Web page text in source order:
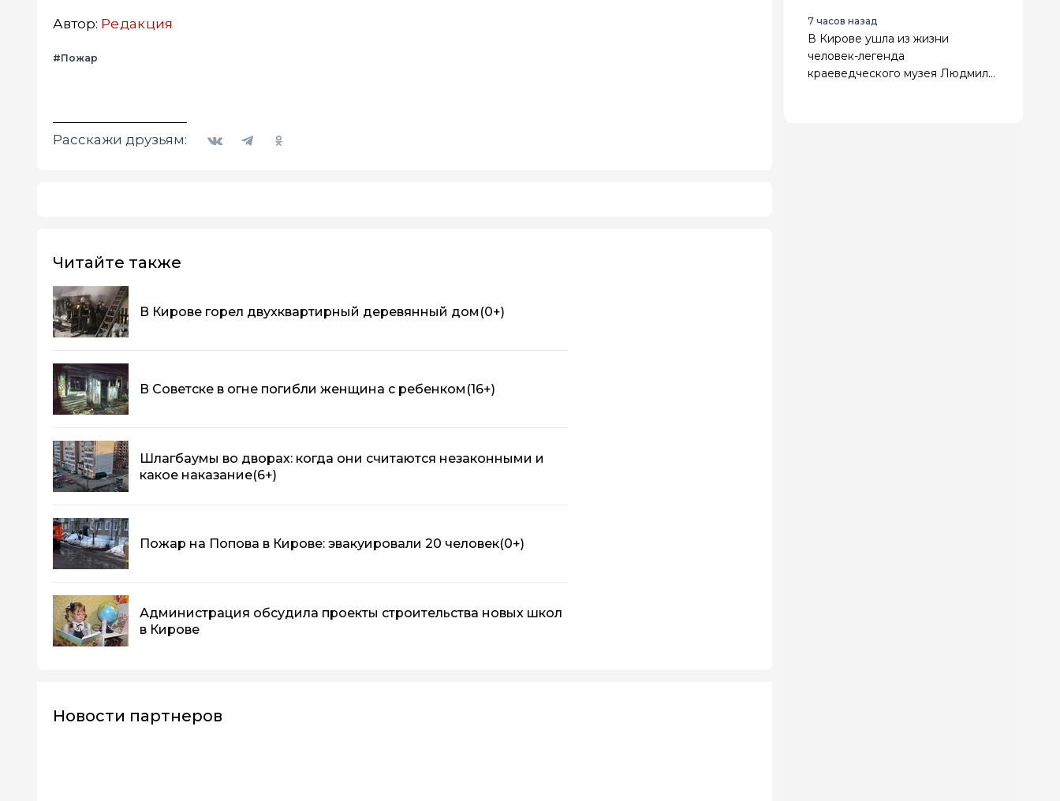
Автор: Редакция
#Пожар
Расскажи друзьям:
Читайте также
В Кирове горел двухквартирный деревянный дом (0+)
В Советске в огне погибли женщина с ребенком (16+)
Шлагбаумы во дворах: когда они считаются незаконными и
какое наказание(6+)
Пожар на Попова в Кирове: эвакуировали 20 человек(0+)
Администрация обсудила проекты строительства новых школ
в Кирове
Новости партнеров
нулевые
7 часов назад
В Кирове ушла из жизни
человек-легенда
краеведческого музея Людмила